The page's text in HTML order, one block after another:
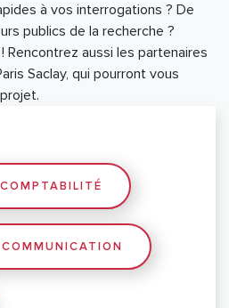
à vos interrogations ? De
publics de la recherche ?
Rencontrez aussi les partenaires
Saclay, qui pourront vous